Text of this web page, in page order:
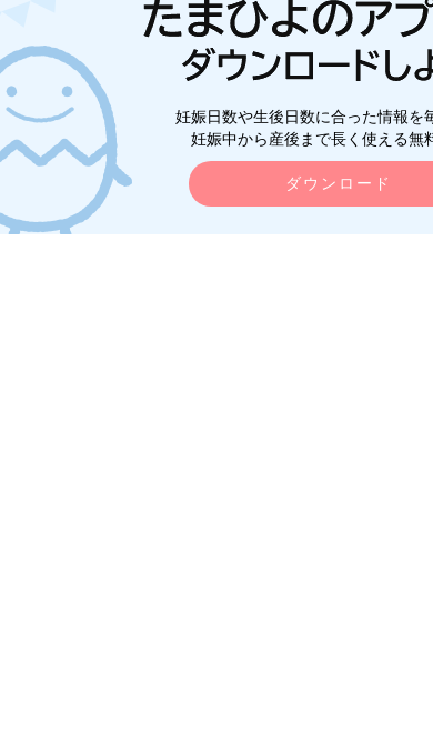
妊娠日数や生後日数に合った情報を
妊娠中から産後まで長く使える無
ダウンロード